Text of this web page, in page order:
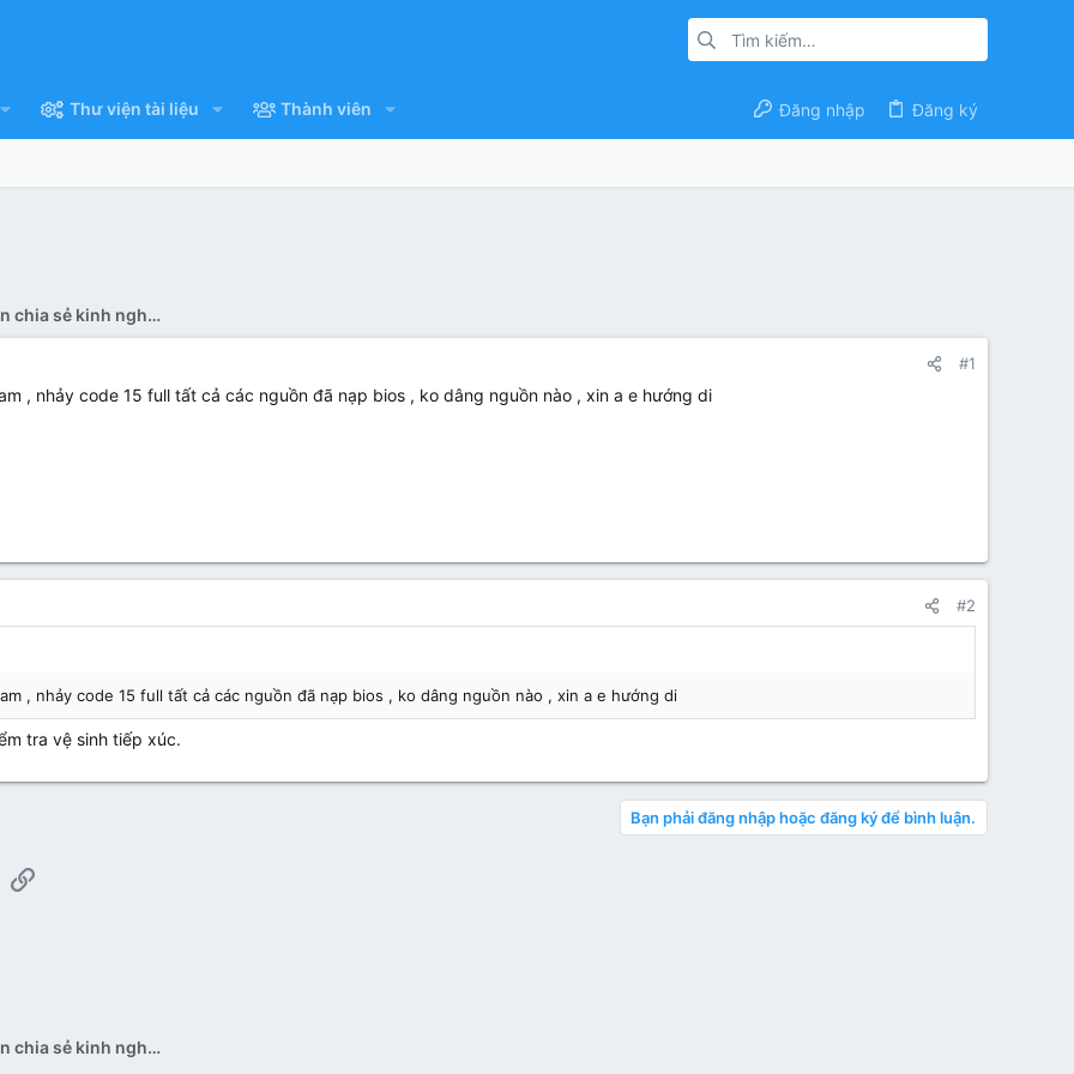
Thư viện tài liệu Thành viên Đăng nhập Đăng ký
Pan bệnh all - thảo luận chia sẻ kinh nghiệm
#1
, nhảy code 15 full tất cả các nguồn đã nạp bios , ko dâng nguồn nào , xin a e hướng di
#2
, nhảy code 15 full tất cả các nguồn đã nạp bios , ko dâng nguồn nào , xin a e hướng di
tra vệ sinh tiếp xúc.
Bạn phải đăng nhập hoặc đăng ký để bình luận.
Link
Pan bệnh all - thảo luận chia sẻ kinh nghiệm